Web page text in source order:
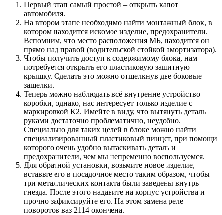
Первый этап самый простой – открыть капот
автомобиля.
На втором этапе необходимо найти монтажный блок, в
котором находится искомое изделие, предохранители.
Вспомним, что место расположения МБ, находится он
прямо над правой (водительской стойкой амортизатора).
Чтобы получить доступ к содержимому блока, нам
потребуется открыть его пластиковую защитную
крышку. Сделать это можно отщелкнув две боковые
защелки.
Теперь можно наблюдать всё внутренне устройство
коробки, однако, нас интересует только изделие с
маркировкой К2. Имейте в виду, что вытянуть деталь
руками достаточно проблематично, неудобно.
Специально для таких целей в блоке можно найти
специализированный пластиковый пинцет, при помощи
которого очень удобно вытаскивать деталь и
предохранители, чем мы непременно воспользуемся.
Для обратной установки, возьмите новое изделие,
вставьте его в посадочное место таким образом, чтобы
три металлических контакта были заведены внутрь
гнезда. После этого надавите на корпус устройства и
прочно зафиксируйте его. На этом замена реле
поворотов ваз 2114 окончена.